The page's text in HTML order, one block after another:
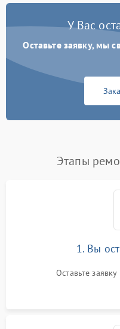
У Вас
Оставьте заявку, мы
Этапы
1. Вы
Оставьте